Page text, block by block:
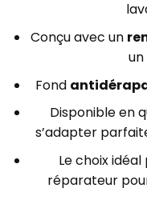
Conçu avec un
Fond
Disponible en
s’adapter
Le choix
réparateur